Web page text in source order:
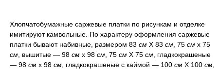
Хлопчатобумажные саржевые платки по рисункам и отделке
имитируют камвольные. По характеру оформления саржевые
платки бывают набивные, размером 83 см Х 83 см , 75 см х 75
см , вышитые — 98 см х 98 см , 75 см Х 75 см , гладкокрашеные
— 98 см х 98 см , гладкокрашеные с каймой — 100 см X 100 см